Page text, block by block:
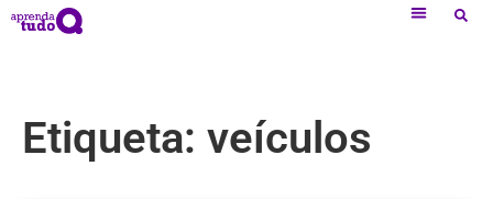
Etiqueta: veículos